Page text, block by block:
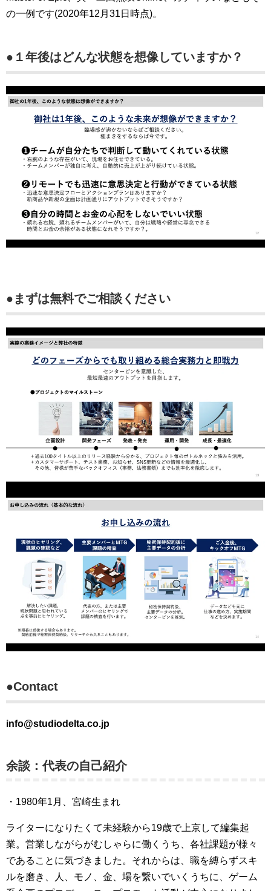
の一例です(2020年12月31日時点)。
●１年後はどんな状態を想像していますか？
●まずは無料でご相談ください
●Contact
info@studiodelta.co.jp
余談：代表の自己紹介
・1980年1月、宮崎生まれ
ライターになりたくて未経験から19歳で上京して編集起
業。営業しながらがむしゃらに働くうち、各社課題が様々
であることに気づきました。それからは、職を縛らずスキ
ルを磨き、人、モノ、金、場を繋いでいくうちに、ゲーム